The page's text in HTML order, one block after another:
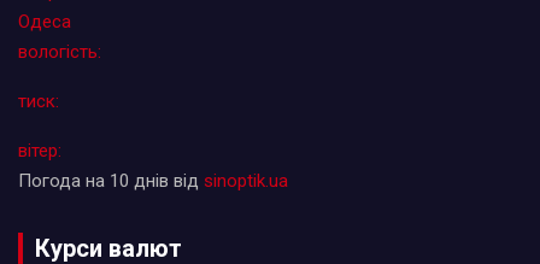
Одеса
вологість:
тиск:
вітер:
Погода на 10 днів від sinoptik.ua
Курси валют